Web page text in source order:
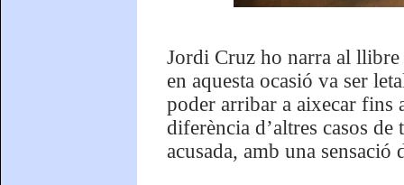
Jordi Cruz ho narra al
en aquesta ocasió va ser
poder arribar a aixecar fins
diferència d’altres casos
acusada, amb una sensació